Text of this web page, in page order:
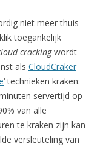
niet meer thuis
toegankelijk
crackingwordt
als CloudCraker
‘ technieken kraken:
servertijd op
van alle
te kraken zijn kan
versleuteling van